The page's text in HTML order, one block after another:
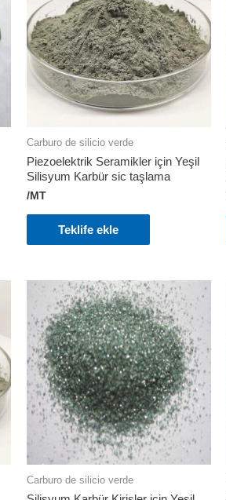
Carburo de silicio verde
Piezoelektrik Seramikler için Yeşil
Silisyum Karbür sic taşlama
/MT
Teklife ekle
Carburo de silicio verde